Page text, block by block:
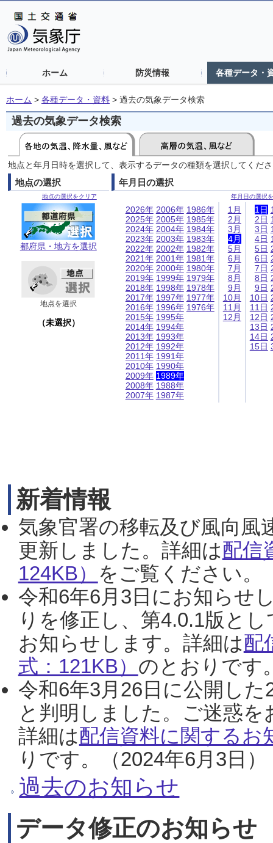
ホーム 防災情報 各種データ・
ホーム > 各種データ・資料 > 過去の気象データ検索
過去の気象データ検索
地点と年月日時を選択して、表示するデータの種類を選択してくだ
地点の選択
地点の選択をクリア
都府県・地方を選択
地点を選択
（未選択）
年月日の選択
年月日の選択
2026年
2025年
2024年
2023年
2022年
2021年
2020年
2019年
2018年
2017年
2016年
2015年
2014年
2013年
2012年
2011年
2010年
2009年
2008年
2007年
2006年
2005年
2004年
2003年
2002年
2001年
2000年
1999年
1998年
1997年
1996年
1995年
1994年
1993年
1992年
1991年
1990年
1989年
1988年
1987年
1986年
1985年
1984年
1983年
1982年
1981年
1980年
1979年
1978年
1977年
1976年
1月
2月
3月
4月
5月
6月
7月
8月
9月
10月
11月
12月
1日
2日
3日
4日
5日
6日
7日
8日
9日
10日
11日
12日
13日
14日
15日
新着情報
気象官署の移転及び風向風
更新しました。詳細は配信
124KB） をご覧ください。
令和6年6月3日にお知らせ
りを修正し、第4.0.1版と
お知らせします。詳細は配
式：121KB） のとおりです
令和6年3月26日に公開し
と判明しました。ご迷惑
詳細は配信資料に関するお
りです。（2024年6月3日）
過去のお知らせ
データ修正のお知らせ